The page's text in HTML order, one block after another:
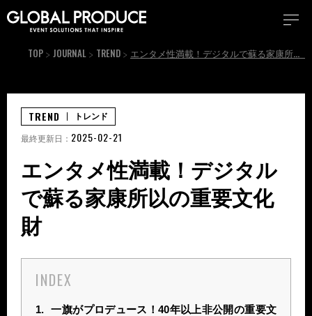
TOP JOURNAL TREND エンタメ性満載！デジタルで蘇る家康所以の重要文化財
エンタメ性満載！デジタル
で蘇る家康所以の重要文化
財
INDEX
1. 一旗がプロデュース！40年以上非公開の重要文
TREND トレンド
最終更新日： 2025-02-21